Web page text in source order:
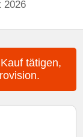
2026
tätigen,